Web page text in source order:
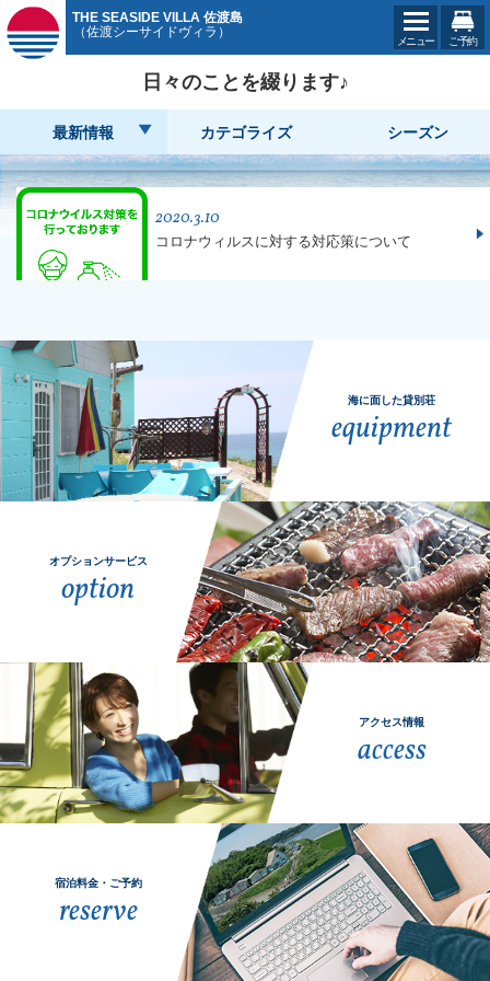
THE SEASIDE VILLA 佐渡島
（佐渡シーサイドヴィラ） メニュー ご予約
日々のことを綴ります♪
最新情報 カテゴライズ シーズン
2020.3.10
コロナウィルスに対する対応策について
海に面した貸別荘
equipment
オプションサービス
option
アクセス情報
access
宿泊料金・ご予約
reserve